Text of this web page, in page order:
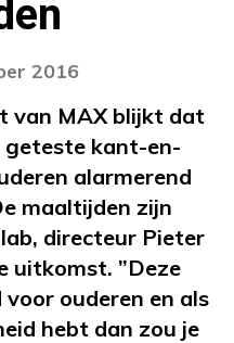
2016
van MAX blijkt dat
geteste kant-en-
alarmerend
maaltijden zijn
directeur Pieter
uitkomst. ”Deze
ouderen en als
hebt dan zou je